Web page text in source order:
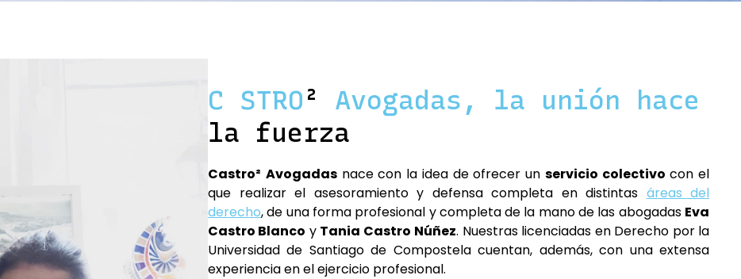
C STRO²
Avogadas, la unión hace
la fuerza
Castro² Avogadasnace con la idea de ofrecer un servicio colectivo con el
que realizar el asesoramiento y defensa completa en distintas áreas del
derecho, de una forma profesional y completa de la mano de las abogadas Eva
Castro Blanco y Tania Castro Núñez. Nuestras licenciadas en Derecho por la
Universidad de Santiago de Compostela cuentan, además, con una extensa
experiencia en el ejercicio profesional.